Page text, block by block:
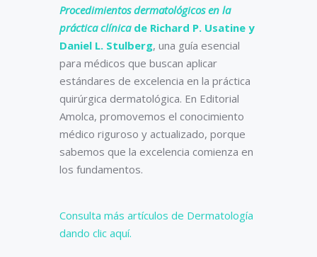
Procedimientos dermatológicos en la
práctica clínicade Richard P. Usatine y
Daniel L. Stulberg, una guía esencial
para médicos que buscan aplicar
estándares de excelencia en la práctica
quirúrgica dermatológica. En Editorial
Amolca, promovemos el conocimiento
médico riguroso y actualizado, porque
sabemos que la excelencia comienza en
los fundamentos.
Consulta más artículos de Dermatología
dando clic aquí.